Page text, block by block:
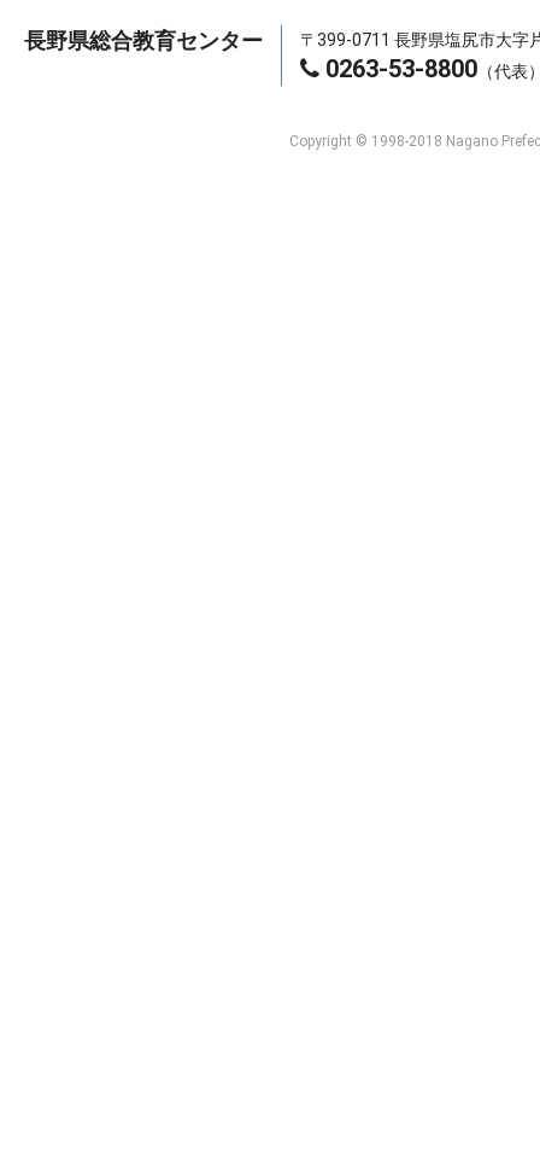
長野県総合教育センター 〒399-0711 長野県塩尻市大字
0263-53-8800 （代表
Copyright © 1998-2018 Nagano